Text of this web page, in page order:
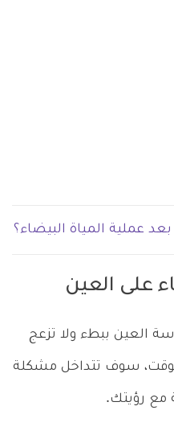
عملية المياة البيضاء؟
على العين
العين ببطء ولا تزعج
سوف تتداخل مشكلة
مع رؤيتك.